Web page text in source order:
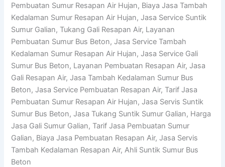
Pembuatan Sumur Resapan Air Hujan, Biaya Jasa Tambah
Kedalaman Sumur Resapan Air Hujan, Jasa Service Suntik
Sumur Galian, Tukang Gali Resapan Air, Layanan
Pembuatan Sumur Bus Beton, Jasa Service Tambah
Kedalaman Sumur Resapan Air Hujan, Jasa Service Gali
Sumur Bus Beton, Layanan Pembuatan Resapan Air, Jasa
Gali Resapan Air, Jasa Tambah Kedalaman Sumur Bus
Beton, Jasa Service Pembuatan Resapan Air, Tarif Jasa
Pembuatan Sumur Resapan Air Hujan, Jasa Servis Suntik
Sumur Bus Beton, Jasa Tukang Suntik Sumur Galian, Harga
Jasa Gali Sumur Galian, Tarif Jasa Pembuatan Sumur
Galian, Biaya Jasa Pembuatan Resapan Air, Jasa Servis
Tambah Kedalaman Resapan Air, Ahli Suntik Sumur Bus
Beton